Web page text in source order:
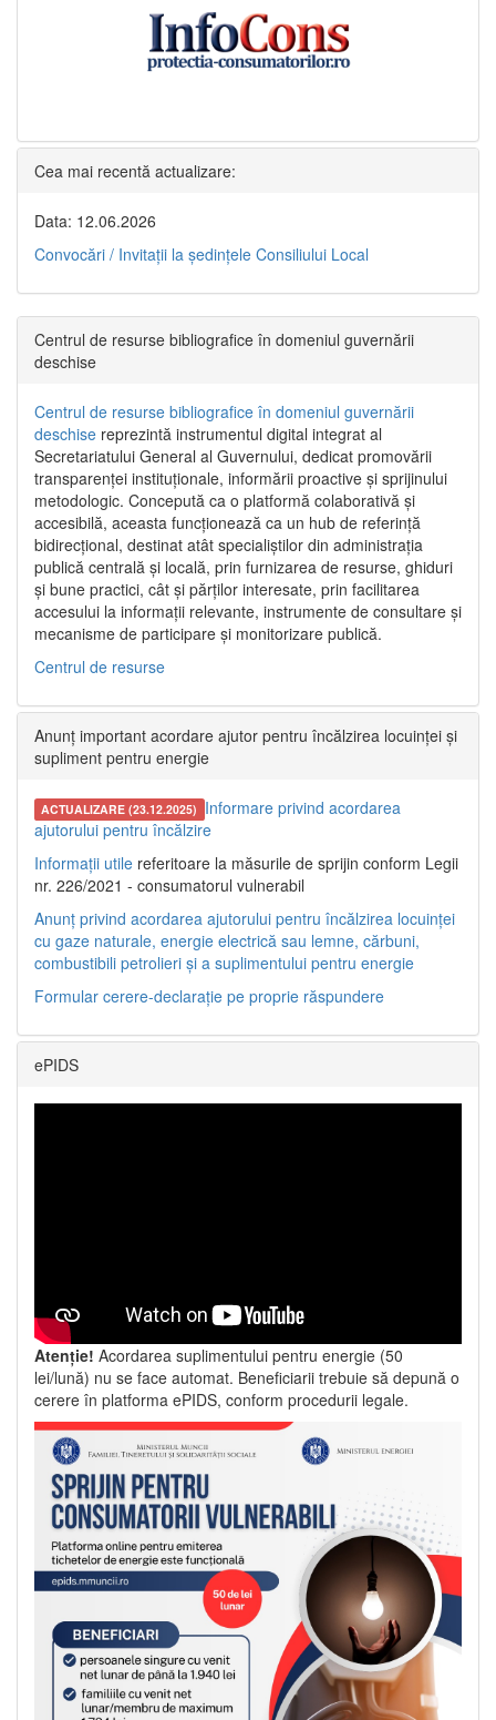
Cea mai recentă actualizare:
Data: 12.06.2026
Convocări / Invitaţii la şedinţele Consiliului Local
Centrul de resurse bibliografice în domeniul guvernării
deschise
Centrul de resurse bibliografice în domeniul guvernării
deschise reprezintă instrumentul digital integrat al
Secretariatului General al Guvernului, dedicat promovării
transparenței instituționale, informării proactive și sprijinului
metodologic. Concepută ca o platformă colaborativă și
accesibilă, aceasta funcționează ca un hub de referință
bidirecțional, destinat atât specialiștilor din administrația
publică centrală și locală, prin furnizarea de resurse, ghiduri
și bune practici, cât și părților interesate, prin facilitarea
accesului la informații relevante, instrumente de consultare și
mecanisme de participare și monitorizare publică.
Centrul de resurse
Anunț important acordare ajutor pentru încălzirea locuinței și
supliment pentru energie
ACTUALIZARE (23.12.2025) Informare privind acordarea
ajutorului pentru încălzire
Informații utile referitoare la măsurile de sprijin conform Legii
nr. 226/2021 - consumatorul vulnerabil
Anunț privind acordarea ajutorului pentru încălzirea locuinței
cu gaze naturale, energie electrică sau lemne, cărbuni,
combustibili petrolieri și a suplimentului pentru energie
Formular cerere-declarație pe proprie răspundere
ePIDS
Atenție! Acordarea suplimentului pentru energie (50
lei/lună) nu se face automat. Beneficiarii trebuie să depună o
cerere în platforma ePIDS, conform procedurii legale.